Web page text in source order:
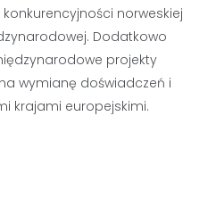
norweskiej
Dodatkowo
projekty
wymianę doświadczeń i
krajami europejskimi.